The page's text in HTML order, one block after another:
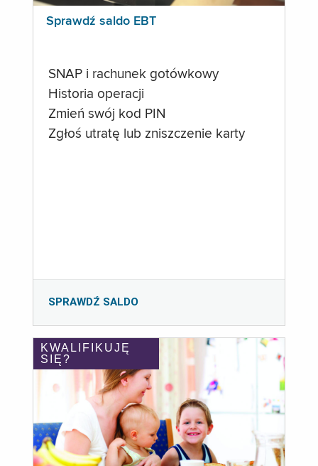
Sprawdź saldo EBT
SNAP i rachunek gotówkowy
Historia operacji
Zmień swój kod PIN
Zgłoś utratę lub zniszczenie karty
SPRAWDŹ SALDO
KWALIFIKUJĘ
SIĘ?